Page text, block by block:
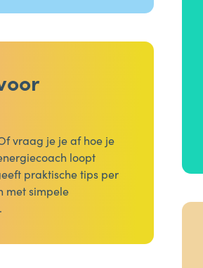
vraag je je af hoe je
loopt
praktische tips per
met simpele